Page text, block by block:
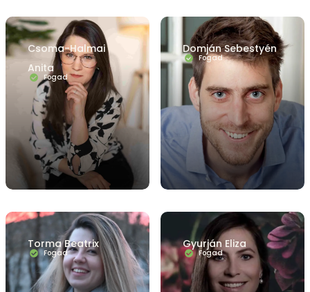
Csoma-Halmai
Anita
Fogad
Domján Sebestyén
Fogad
Torma Beatrix
Fogad
Gyurján Eliza
Fogad